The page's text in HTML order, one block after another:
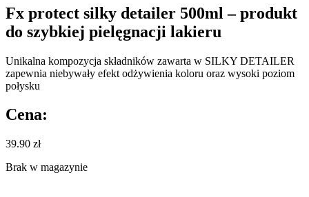
Fx protect silky detailer 500ml – produkt
do szybkiej pielęgnacji lakieru
Unikalna kompozycja składników zawarta w SILKY DETAILER
zapewnia niebywały efekt odżywienia koloru oraz wysoki poziom
połysku
Cena:
39.90 zł
Brak w magazynie